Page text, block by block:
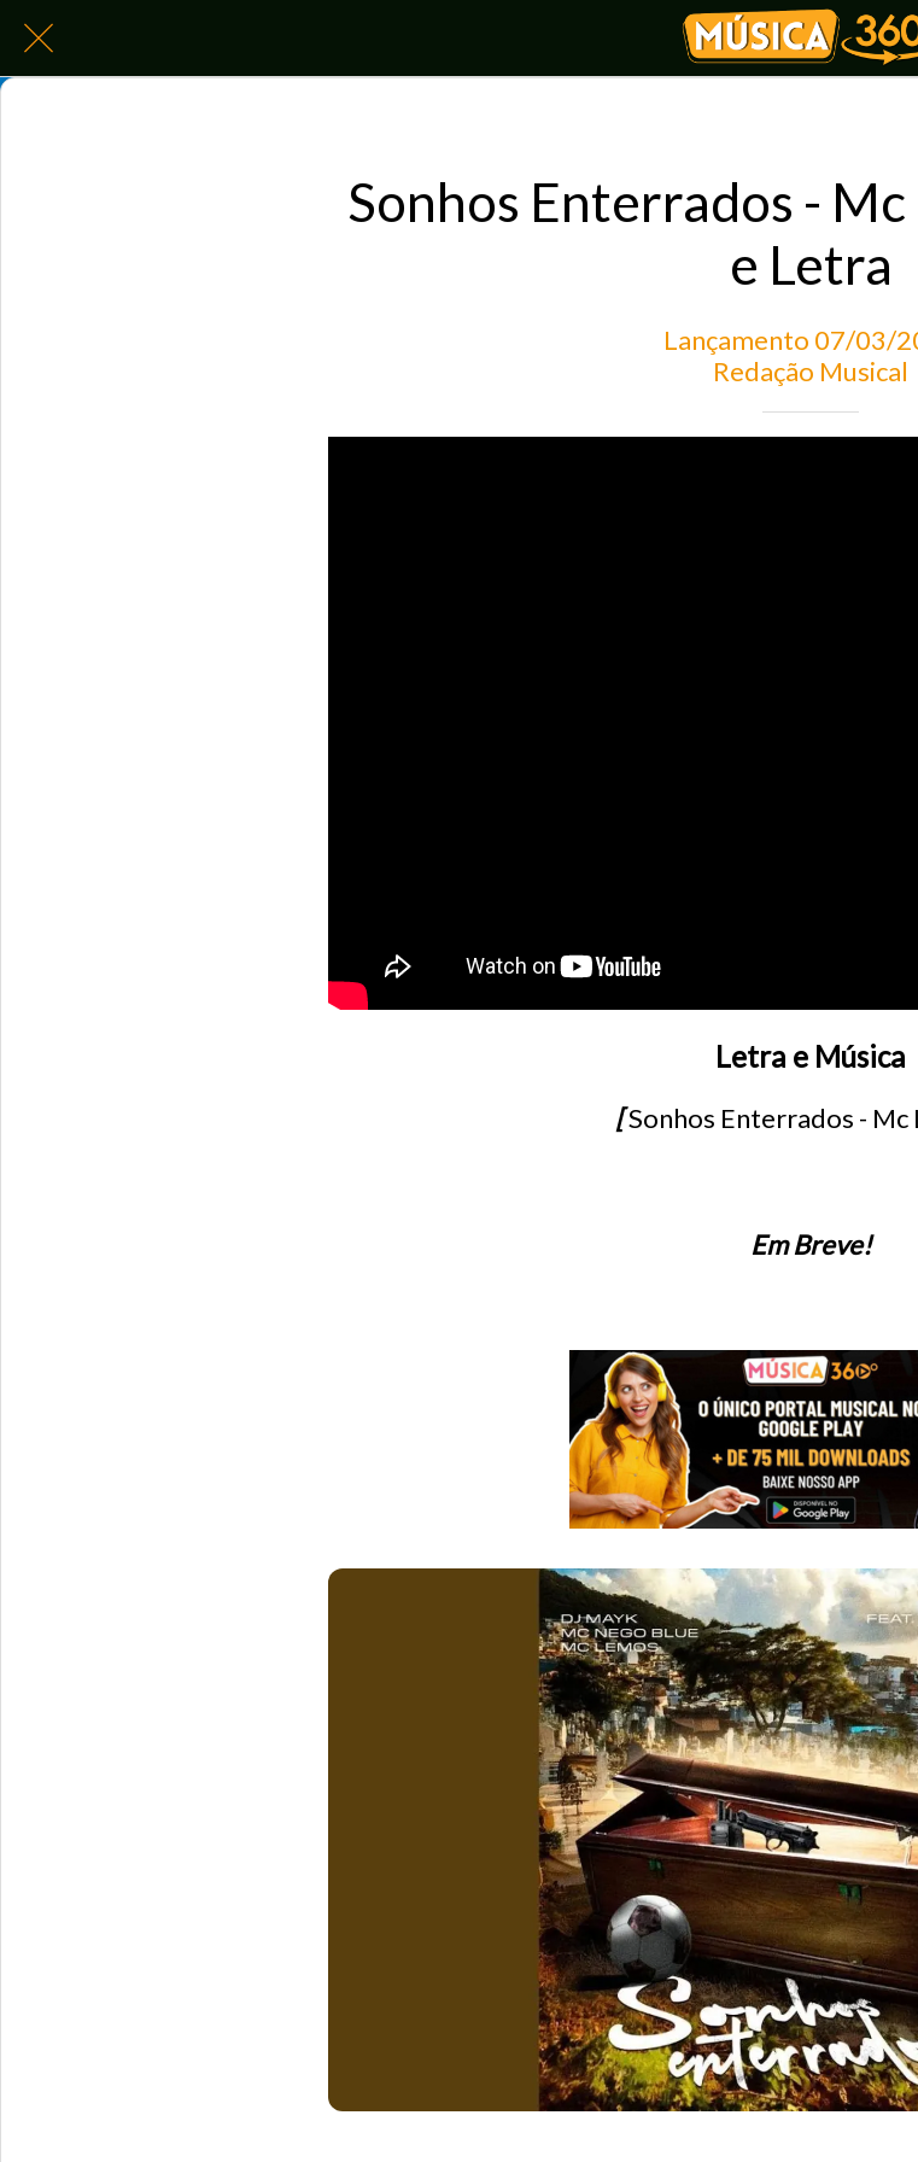
Sonhos Enterrados -
e Letra
Lançamento 07/03/
Redação Musical
Letra e Música
[Sonhos Enterrados - Mc
Em Breve!